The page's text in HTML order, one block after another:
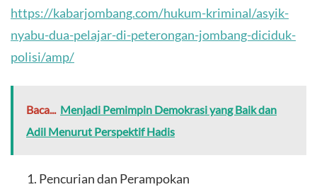
https://kabarjombang.com/hukum-kriminal/asyik-
nyabu-dua-pelajar-di-peterongan-jombang-diciduk-
polisi/amp/
Baca... Menjadi Pemimpin Demokrasi yang Baik dan
Adil Menurut Perspektif Hadis
Pencurian dan Perampokan